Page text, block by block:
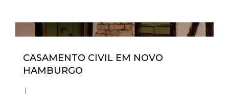
CASAMENTO CIVIL EM NOVO
HAMBURGO